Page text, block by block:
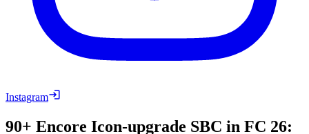
Instagram
90+ Encore Icon-upgrade SBC in FC 26: